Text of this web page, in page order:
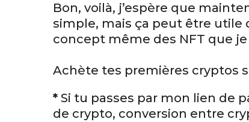
Bon, voilà, j’espère que
simple, mais ça peut être utile
concept même des NFT que
Achète tes premières cryptos
* Si tu passes par mon lien de
de crypto, conversion entre